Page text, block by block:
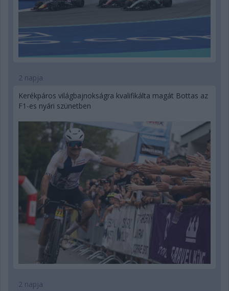
2 napja
Kerékpáros világbajnokságra kvalifikálta magát Bottas az
F1-es nyári szünetben
2 napja